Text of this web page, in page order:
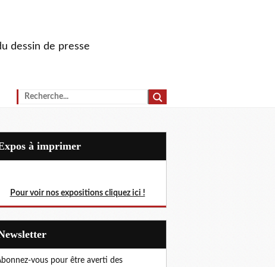
dessin de presse
Expos à imprimer
Pour voir nos expositions cliquez ici !
Newsletter
vous pour être averti des